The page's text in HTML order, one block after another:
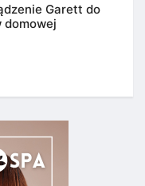
Garett do
domowej